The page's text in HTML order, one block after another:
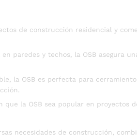
de construcción residencial y
paredes y techos, la OSB asegura
la OSB es perfecta para
la OSB sea popular en proyectos
necesidades de construcción,